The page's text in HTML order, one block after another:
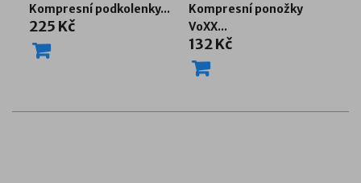
Kompresní podkolenky...
225 Kč
Kompresní ponožky
VoXX...
132 Kč